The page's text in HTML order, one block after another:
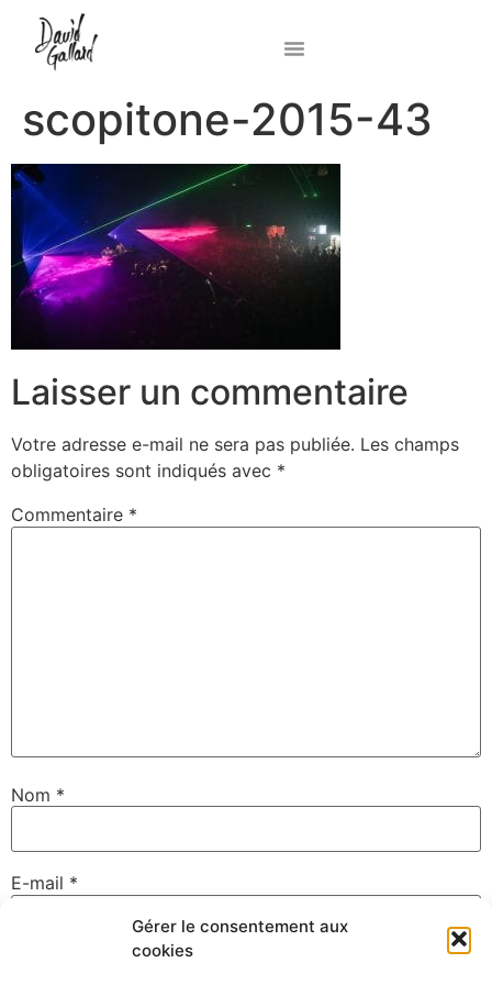
Gérer le consentement aux
cookies
scopitone-2015-43
Laisser un commentaire
Votre adresse e-mail ne sera pas publiée. Les champs
obligatoires sont indiqués avec *
Commentaire *
Nom *
E-mail *